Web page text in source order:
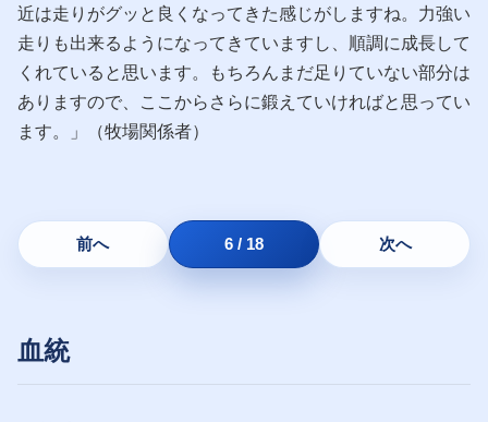
近は走りがグッと良くなってきた感じがしますね。力強い
走りも出来るようになってきていますし、順調に成長して
くれていると思います。もちろんまだ足りていない部分は
ありますので、ここからさらに鍛えていければと思ってい
ます。」（牧場関係者）
前へ 6 / 18 次へ
血統